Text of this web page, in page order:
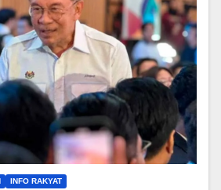
INFO RAKYAT